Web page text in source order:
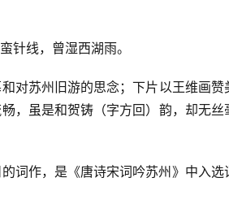
针线，曾湿西湖雨。
对苏州旧游的思念；下片以王维画赞
，虽是和贺铸（字方回）韵，却无丝
词作，是《唐诗宋词吟苏州》中入选